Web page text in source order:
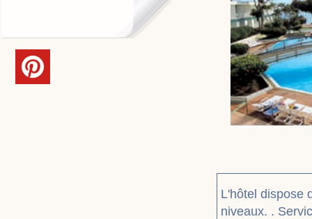
L'hôtel dispose
niveaux. .